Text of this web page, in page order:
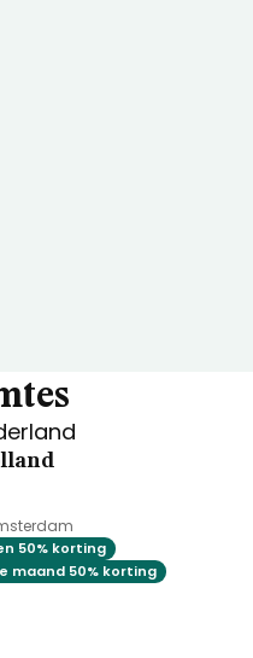
50% korting
maand 50% korting